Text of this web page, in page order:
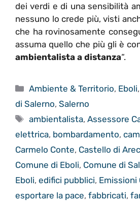
dei verdi e di una sensibilità
nessuno lo crede più, visti
che ha rovinosamente
assuma quello che più gli è
ambientalista a distanza“.
Categorie
Ambiente & Territorio, Eboli,
di Salerno, Salerno
Tag
ambientalista,Assessore
elettrica, bombardamento,
Carmelo Conte, Castello di
Comune di Eboli, Comune di
Eboli, edifici pubblici, Emissioni
esportare la pace, fabbricati,